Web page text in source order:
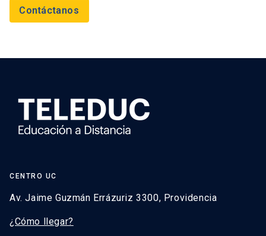
Contáctanos
CENTRO UC
Av. Jaime Guzmán Errázuriz 3300, Providencia
¿Cómo llegar?